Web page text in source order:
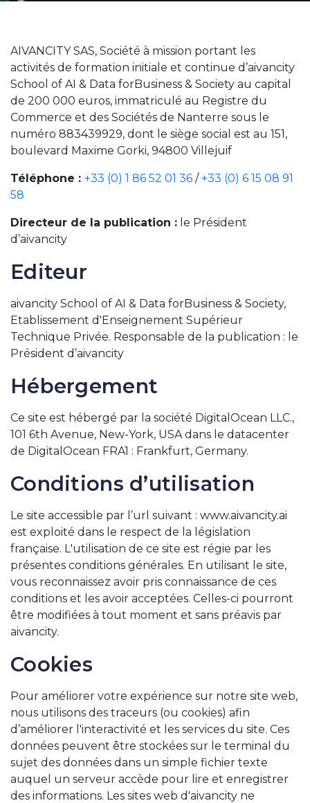
AIVANCITY SAS, Société à mission portant les
activités de formation initiale et continue d’aivancity
School of AI & Data forBusiness & Society au capital
de 200 000 euros, immatriculé au Registre du
Commerce et des Sociétés de Nanterre sous le
numéro 883439929, dont le siège social est au 151,
boulevard Maxime Gorki, 94800 Villejuif
Téléphone : +33 (0) 1 86 52 01 36 /+33 (0) 6 15 08 91
58
Directeur de la publication : le Président
d’aivancity
Editeur
aivancity School of AI & Data forBusiness & Society,
Etablissement d'Enseignement Supérieur
Technique Privée. Responsable de la publication : le
Président d’aivancity
Hébergement
Ce site est hébergé par la société DigitalOcean LLC.,
101 6th Avenue, New-York, USA dans le datacenter
de DigitalOcean FRA1 : Frankfurt, Germany.
Conditions d’utilisation
Le site accessible par l’url suivant : www.aivancity.ai
est exploité dans le respect de la législation
française. L'utilisation de ce site est régie par les
présentes conditions générales. En utilisant le site,
vous reconnaissez avoir pris connaissance de ces
conditions et les avoir acceptées. Celles-ci pourront
être modifiées à tout moment et sans préavis par
aivancity.
Cookies
Pour améliorer votre expérience sur notre site web,
nous utilisons des traceurs (ou cookies) afin
d’améliorer l'interactivité et les services du site. Ces
données peuvent être stockées sur le terminal du
sujet des données dans un simple fichier texte
auquel un serveur accède pour lire et enregistrer
des informations. Les sites web d'aivancity ne